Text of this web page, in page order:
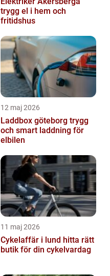
trygg el i hem och
fritidshus
12 maj 2026
Laddbox göteborg trygg
och smart laddning för
elbilen
11 maj 2026
Cykelaffär i lund hitta rätt
butik för din cykelvardag